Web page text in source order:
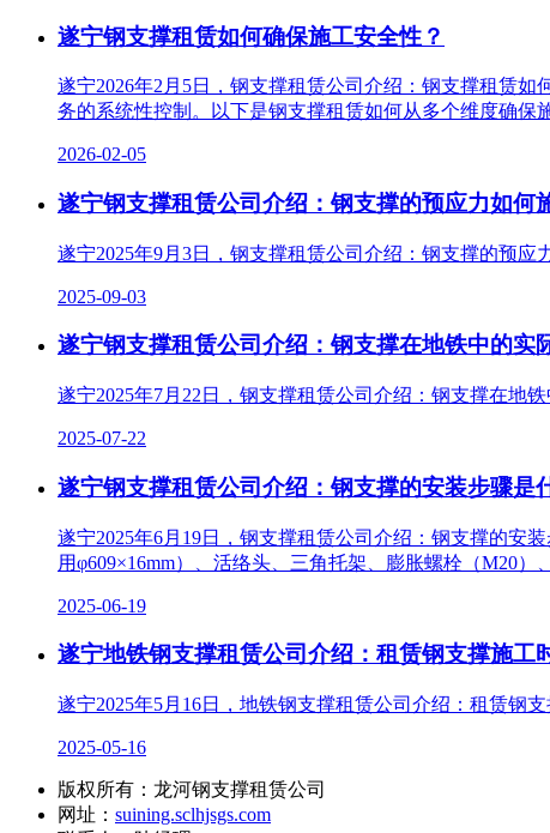
遂宁钢支撑租赁如何确保施工安全性？
遂宁2026年2月5日，钢支撑租赁公司介绍：钢支撑租赁
务的系统性控制。以下是钢支撑租赁如何从多个维度确保
2026-02-05
遂宁钢支撑租赁公司介绍：钢支撑的预应力如何
遂宁2025年9月3日，钢支撑租赁公司介绍：钢支撑的预
2025-09-03
遂宁钢支撑租赁公司介绍：钢支撑在地铁中的实
遂宁2025年7月22日，钢支撑租赁公司介绍：钢支撑在地
2025-07-22
遂宁钢支撑租赁公司介绍：钢支撑的安装步骤是
遂宁2025年6月19日，钢支撑租赁公司介绍：钢支撑的安
用φ609×16mm）、活络头、三角托架、膨胀螺栓（M20
2025-06-19
遂宁地铁钢支撑租赁公司介绍：租赁钢支撑施工
遂宁2025年5月16日，地铁钢支撑租赁公司介绍：租赁钢
2025-05-16
版权所有：龙河钢支撑租赁公司
网址： suining.sclhjsgs.com